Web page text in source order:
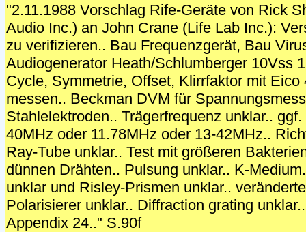
"2.11.1988 Vorschlag Rife-Geräte von Rick
Audio Inc.) an John Crane (Life Lab Inc.):
zu verifizieren.. Bau Frequenzgerät, Bau
Audiogenerator Heath/Schlumberger 10Vss
Cycle, Symmetrie, Offset, Klirrfaktor mit Eico
messen.. Beckman DVM für
Stahlelektroden.. Trägerfrequenz unklar..
40MHz oder 11.78MHz oder 13-42MHz..
Ray-Tube unklar.. Test mit größeren
dünnen Drähten.. Pulsung unklar.. K-
unklar und Risley-Prismen unklar..
Polarisierer unklar.. Diffraction grating
Appendix 24.." S.90f